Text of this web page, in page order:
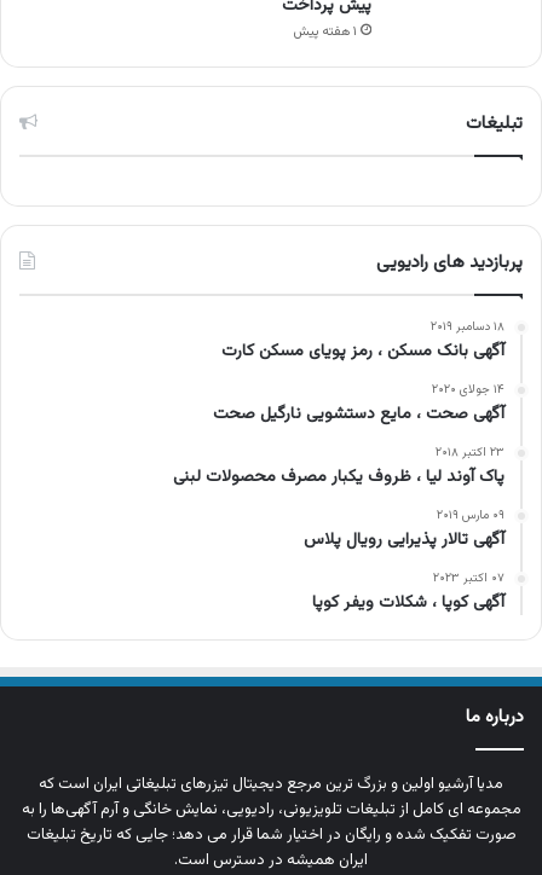
پیش پرداخت
۱ هفته پیش
تبلیغات
پربازدید های رادیویی
۱۸ دسامبر ۲۰۱۹
آگهی بانک مسکن ، رمز پویای مسکن کارت
۱۴ جولای ۲۰۲۰
آگهی صحت ، مایع دستشویی نارگیل صحت
۲۳ اکتبر ۲۰۱۸
پاک آوند لیا ، ظروف یکبار مصرف محصولات لبنی
۰۹ مارس ۲۰۱۹
آگهی تالار پذیرایی رویال پلاس
۰۷ اکتبر ۲۰۲۳
آگهی کوپا ، شکلات ویفر کوپا
درباره ما
مدیا آرشیو اولین و بزرگ‌ ترین مرجع دیجیتال تیزرهای تبلیغاتی ایران است که
مجموعه‌ ای کامل از تبلیغات تلویزیونی، رادیویی، نمایش خانگی و آرم‌ آگهی‌ها را به‌
صورت تفکیک‌ شده و رایگان در اختیار شما قرار می‌ دهد؛ جایی که تاریخ تبلیغات
ایران همیشه در دسترس است.